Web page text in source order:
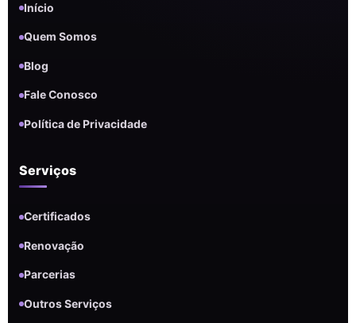
Início
Quem Somos
Blog
Fale Conosco
Política de Privacidade
Serviços
Certificados
Renovação
Parcerias
Outros Serviços